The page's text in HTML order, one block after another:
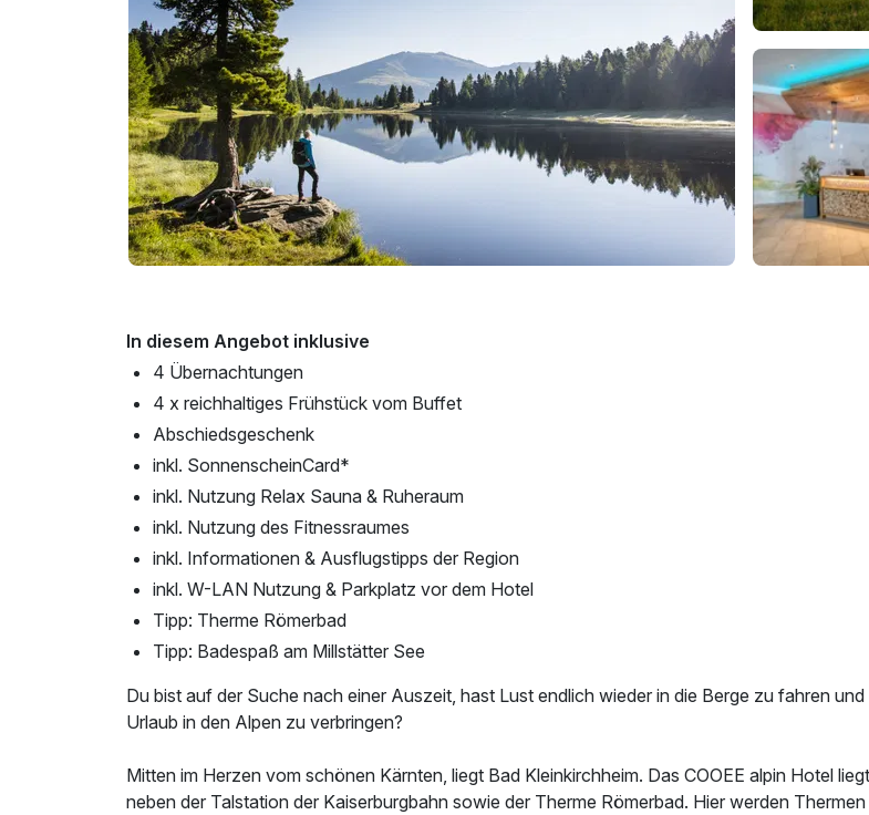
In diesem Angebot inklusive
4 Übernachtungen
4 x reichhaltiges Frühstück vom Buffet
Abschiedsgeschenk
inkl. SonnenscheinCard*
inkl. Nutzung Relax Sauna & Ruheraum
inkl. Nutzung des Fitnessraumes
inkl. Informationen & Ausflugstipps der Region
inkl. W-LAN Nutzung & Parkplatz vor dem Hotel
Tipp: Therme Römerbad
Tipp: Badespaß am Millstätter See
Du bist auf der Suche nach einer Auszeit, hast Lust endlich wieder in die Berge zu fahren und
Urlaub in den Alpen zu verbringen?
Mitten im Herzen vom schönen Kärnten, liegt Bad Kleinkirchheim. Das COOEE alpin Hotel
neben der Talstation der Kaiserburgbahn sowie der Therme Römerbad. Hier werden